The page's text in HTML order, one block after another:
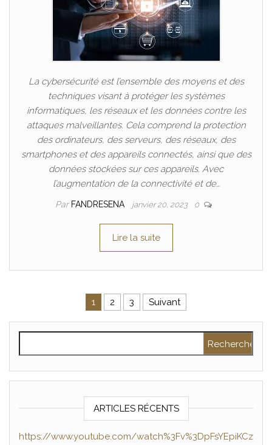
La cybersécurité est l’ensemble des moyens et des
techniques visant à protéger les systèmes
informatiques, les réseaux et les données contre les
attaques malveillantes. Cela comprend la protection
des ordinateurs, des serveurs, des réseaux, des
smartphones et des appareils connectés, ainsi que des
données stockées sur ces appareils. Avec
l’augmentation de la connectivité et de…
Par FANDRESENA janvier 20, 2023 0
Lire la suite
Pagination des publications
1 2 3 Suivant
ARTICLES RÉCENTS
https://www.youtube.com/watch%3Fv%3DpFsYEpiKCz